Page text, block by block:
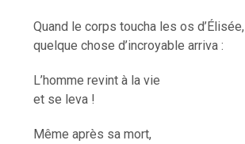
Quand le corps toucha les os d’Élisée,
quelque chose d’incroyable arriva :
L’homme revint à la vie
et se leva !
Même après sa mort,